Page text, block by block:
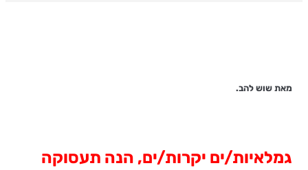
מאת שוש להב.
גמלאיות/ים יקרות/ים, הנה תעסוקה